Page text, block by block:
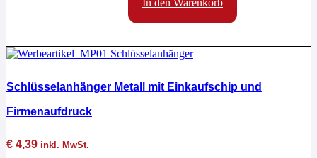
Schlüsselanhänger Metall mit Einkaufschip und
Firmenaufdruck
€ 4,39 inkl. MwSt.